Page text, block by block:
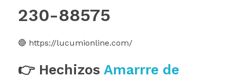
230-88575
🔴 https://lucumionline.com/
👉 Hechizos Amarrre de